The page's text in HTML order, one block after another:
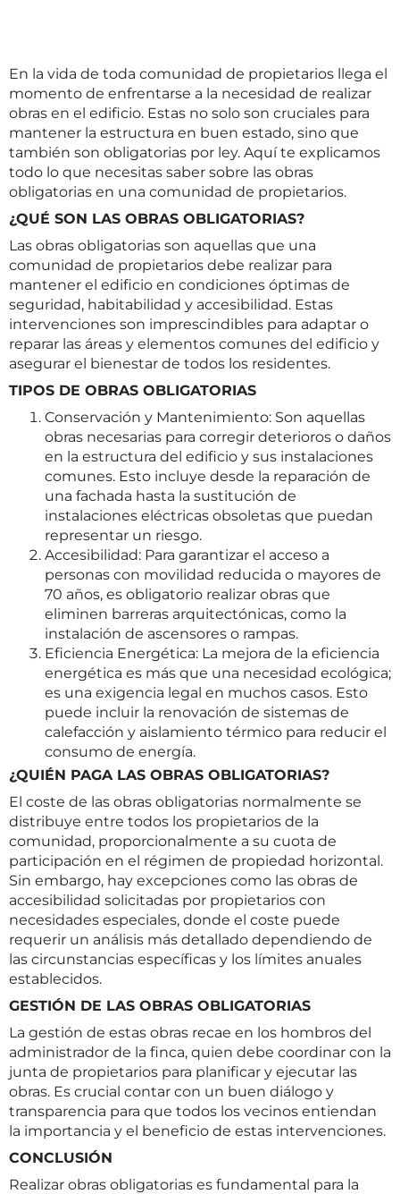
En la vida de toda comunidad de propietarios llega el
momento de enfrentarse a la necesidad de realizar
obras en el edificio. Estas no solo son cruciales para
mantener la estructura en buen estado, sino que
también son obligatorias por ley. Aquí te explicamos
todo lo que necesitas saber sobre las obras
obligatorias en una comunidad de propietarios.
¿QUÉ SON LAS OBRAS OBLIGATORIAS?
Las obras obligatorias son aquellas que una
comunidad de propietarios debe realizar para
mantener el edificio en condiciones óptimas de
seguridad, habitabilidad y accesibilidad. Estas
intervenciones son imprescindibles para adaptar o
reparar las áreas y elementos comunes del edificio y
asegurar el bienestar de todos los residentes.
TIPOS DE OBRAS OBLIGATORIAS
Conservación y Mantenimiento: Son aquellas
obras necesarias para corregir deterioros o daños
en la estructura del edificio y sus instalaciones
comunes. Esto incluye desde la reparación de
una fachada hasta la sustitución de
instalaciones eléctricas obsoletas que puedan
representar un riesgo.
Accesibilidad: Para garantizar el acceso a
personas con movilidad reducida o mayores de
70 años, es obligatorio realizar obras que
eliminen barreras arquitectónicas, como la
instalación de ascensores o rampas.
Eficiencia Energética: La mejora de la eficiencia
energética es más que una necesidad ecológica;
es una exigencia legal en muchos casos. Esto
puede incluir la renovación de sistemas de
calefacción y aislamiento térmico para reducir el
consumo de energía.
¿QUIÉN PAGA LAS OBRAS OBLIGATORIAS?
El coste de las obras obligatorias normalmente se
distribuye entre todos los propietarios de la
comunidad, proporcionalmente a su cuota de
participación en el régimen de propiedad horizontal.
Sin embargo, hay excepciones como las obras de
accesibilidad solicitadas por propietarios con
necesidades especiales, donde el coste puede
requerir un análisis más detallado dependiendo de
las circunstancias específicas y los límites anuales
establecidos.
GESTIÓN DE LAS OBRAS OBLIGATORIAS
La gestión de estas obras recae en los hombros del
administrador de la finca, quien debe coordinar con la
junta de propietarios para planificar y ejecutar las
obras. Es crucial contar con un buen diálogo y
transparencia para que todos los vecinos entiendan
la importancia y el beneficio de estas intervenciones.
CONCLUSIÓN
Realizar obras obligatorias es fundamental para la